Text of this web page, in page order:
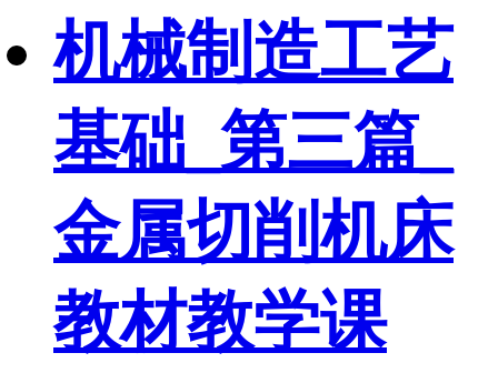
机械制造工艺
基础_第三篇_
金属切削机床
教材教学课